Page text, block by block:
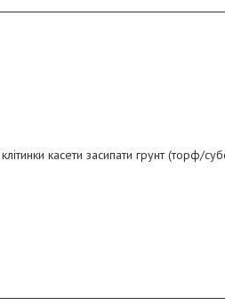
касети засипати грунт (торф/